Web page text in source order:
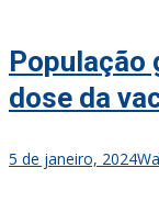
População
dose da
5 de janeiro, 2024